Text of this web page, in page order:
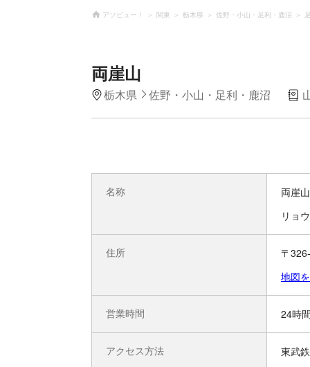
アソビュー！ 関東 栃木県 佐野・小山・足利・鹿沼
両崖山
栃木県 佐野・小山・足利・鹿沼
名称
両崖山
リョ
住所
〒
地図
営業時間 24時間
アクセス方法 東武